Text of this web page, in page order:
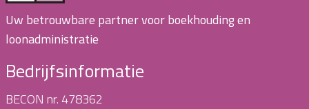
Uw betrouwbare partner voor boekhouding en
loonadministratie
Bedrijfsinformatie
BECON nr. 478362